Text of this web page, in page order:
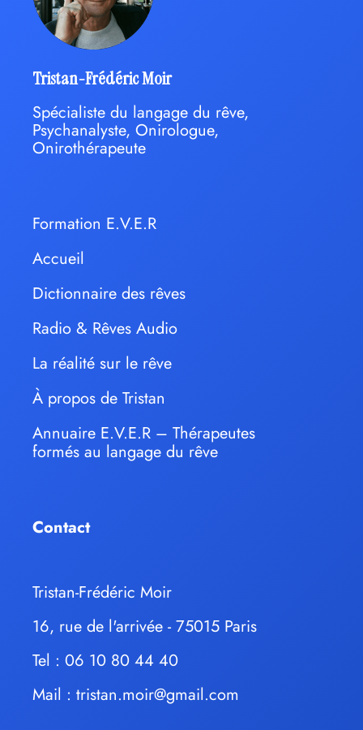
Tristan-Frédéric Moir
Spécialiste du langage du rêve,
Psychanalyste, Onirologue,
Onirothérapeute
Formation E.V.E.R
Accueil
Dictionnaire des rêves
Radio & Rêves Audio
La réalité sur le rêve
À propos de Tristan
Annuaire E.V.E.R – Thérapeutes
formés au langage du rêve
Contact
Tristan-Frédéric Moir
16, rue de l'arrivée - 75015 Paris
Tel : 06 10 80 44 40
Mail : tristan.moir@gmail.com